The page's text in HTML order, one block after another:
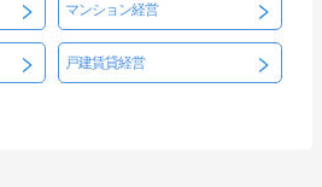
マンション経営
戸建賃貸経営